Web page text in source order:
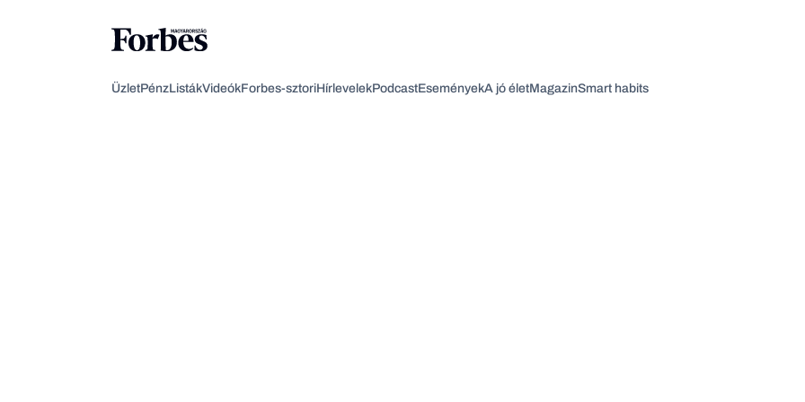
ÜzletPénzListákVideókForbes-sztoriHírlevelekPodcastEseményekA jó életMagazinSmart habits